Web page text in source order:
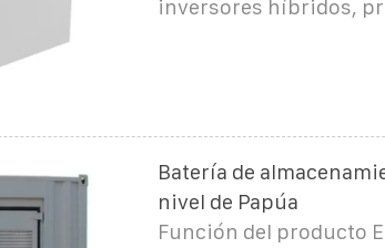
inversores híbridos,
Batería de
nivel de Papúa
Función del producto